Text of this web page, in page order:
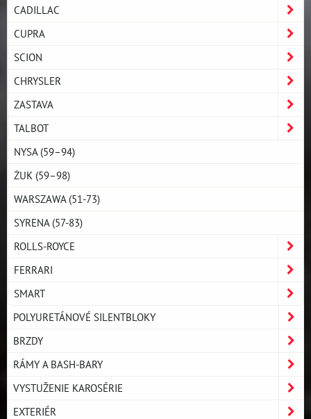
CADILLAC
CUPRA
SCION
CHRYSLER
ZASTAVA
TALBOT
NYSA (59–94)
ŻUK (59–98)
WARSZAWA (51-73)
SYRENA (57-83)
ROLLS-ROYCE
FERRARI
SMART
POLYURETÁNOVÉ SILENTBLOKY
BRZDY
RÁMY A BASH-BARY
VYSTUŽENIE KAROSÉRIE
EXTERIÉR